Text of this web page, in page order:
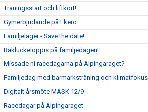
Träningsstart och liftkort!
Gymerbjudande på Ekerö
Familjeläger - Save the date!
Bakluckeloppis på familjedagen!
Missade ni racedagarna på Alpingaraget?
Familjedag med barmarksträning och klimatfokus
Digitalt årsmöte MASK 12/9
Racedagar på Alpingaraget